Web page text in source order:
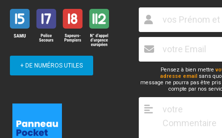
+ DE NUMÉROS UTILES
Pensez à bien mettre
adresse email sans
message ne pourra pas être
compte par nos